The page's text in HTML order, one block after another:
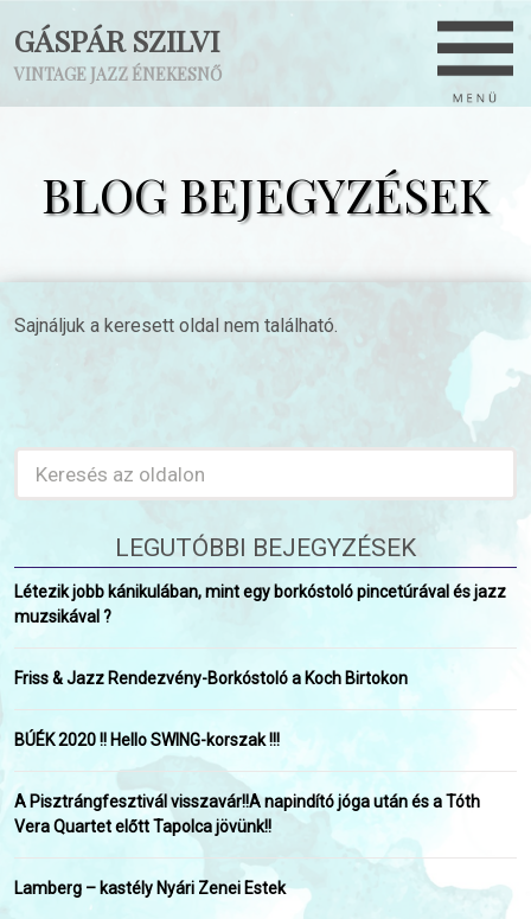
GÁSPÁR SZILVI
VINTAGE JAZZ ÉNEKESNŐ
BLOG BEJEGYZÉSEK
Sajnáljuk a keresett oldal nem található.
LEGUTÓBBI BEJEGYZÉSEK
Létezik jobb kánikulában, mint egy borkóstoló pincetúrával és jazz
muzsikával ?
Friss & Jazz Rendezvény-Borkóstoló a Koch Birtokon
BÚÉK 2020 !! Hello SWING-korszak !!!
A Pisztrángfesztivál visszavár!!A napindító jóga után és a Tóth
Vera Quartet előtt Tapolca jövünk!!
Lamberg – kastély Nyári Zenei Estek